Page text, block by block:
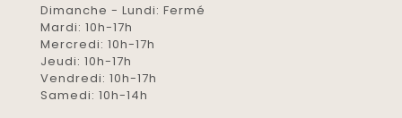
Dimanche - Lundi: Fermé
Mardi: 10h-17h
Mercredi: 10h-17h
Jeudi: 10h-17h
Vendredi: 10h-17h
Samedi: 10h-14h